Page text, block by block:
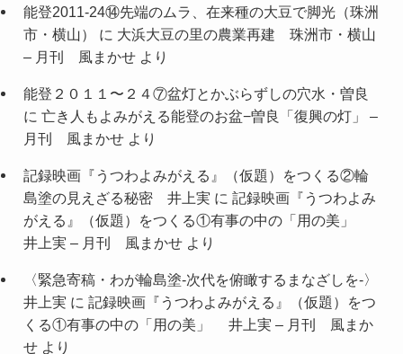
能登2011-24⑭先端のムラ、在来種の大豆で脚光（珠洲
市・横山）
に 大浜大豆の里の農業再建 珠洲市・横山
– 月刊 風まかせより
能登２０１１〜２４⑦盆灯とかぶらずしの穴水・曽良
に 亡き人もよみがえる能登のお盆−曽良「復興の灯」 –
月刊 風まかせより
記録映画『うつわよみがえる』（仮題）をつくる②輪
島塗の見えざる秘密 井上実 に 記録映画『うつわよみ
がえる』（仮題）をつくる①有事の中の「用の美」
井上実 – 月刊 風まかせより
〈緊急寄稿・わが輪島塗-次代を俯瞰するまなざしを-〉
井上実 に 記録映画『うつわよみがえる』（仮題）をつ
くる①有事の中の「用の美」 井上実 – 月刊 風まか
せより